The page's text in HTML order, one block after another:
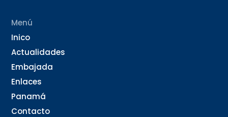
Menú
Inico
Actualidades
Embajada
Enlaces
Panamá
Contacto